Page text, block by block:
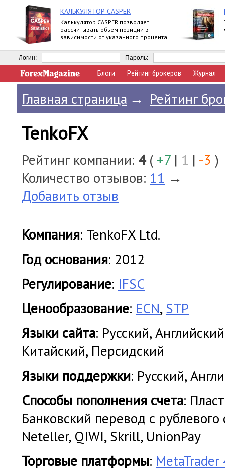
КАЛЬКУЛЯТОР CASPER
Калькулятор CASPER позволяет
рассчитывать объем позиции в
зависимости от указанного процента
Логин: Пароль:
Блоги Рейтинг брокеров Журнал
Главная страница → Рейтинг
TenkoFX
Рейтинг компании: 4( +7 | 1 | -3 )
Количество отзывов: 11 →
Добавить отзыв
Компания: TenkoFX Ltd.
Год основания: 2012
Регулирование: IFSC
Ценообразование: ECN,STP
Языки сайта: Русский,
Китайский, Персидский
Языки поддержки: Русский,
Cпособы пополнения счета:
Банковский перевод с рублевого
Neteller, QIWI, Skrill, UnionPay
Торговые платформы: